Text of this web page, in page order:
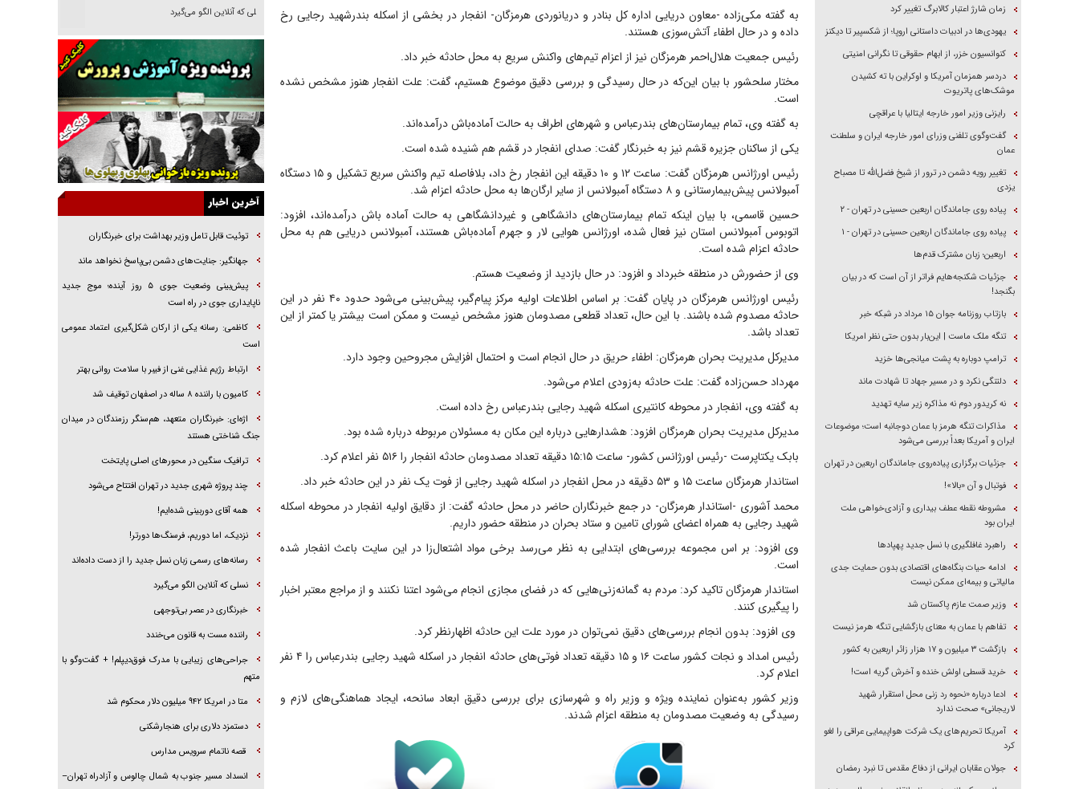
به گفته مکی‌زاده -معاون دریایی اداره کل بنادر و دریانوردی هرمزگان- انفجار در بخشی از اسکله بندرشهید رجایی رخ
داده و در حال اطفاء آتش‌سوزی هستند.
رئیس جمعیت هلال‌احمر هرمزگان نیز از اعزام تیم‌های واکنش سریع به محل حادثه خبر داد.
مختار سلحشور با بیان این‌که در حال رسیدگی و بررسی دقیق موضوع هستیم، گفت: علت انفجار هنوز مشخص نشده
است.
به گفته وی، تمام بیمارستان‌های بندرعباس و شهر‌های اطراف به حالت آماده‌باش درآمده‌اند.
یکی از ساکنان جزیره قشم نیز به خبرنگار گفت: صدای انفجار در قشم هم شنیده شده است.
رئیس اورژانس هرمزگان گفت: ساعت ۱۲ و ۱۰ دقیقه این انفجار رخ داد، بلافاصله تیم واکنش سریع تشکیل و ۱۵ دستگاه
آمبولانس پیش‌بیمارستانی و ۸ دستگاه آمبولانس از سایر ارگان‌ها به محل حادثه اعزام شد.
حسین قاسمی، با بیان اینکه تمام بیمارستان‌های دانشگاهی و غیردانشگاهی به حالت آماده باش درآمده‌اند، افزود:
اتوبوس آمبولانس استان نیز فعال شده، اورژانس هوایی لار و جهرم آماده‌باش هستند، آمبولانس دریایی هم به محل
حادثه اعزام شده است.
وی از حضورش در منطقه خبرداد و افزود: در حال بازدید از وضعیت هستم.
رئیس اورژانس هرمزگان در پایان گفت: بر اساس اطلاعات اولیه مرکز پیام‌گیر، پیش‌بینی می‌شود حدود ۴۰ نفر در این
حادثه مصدوم شده باشند. با این حال، تعداد قطعی مصدومان هنوز مشخص نیست و ممکن است بیشتر یا کمتر از این
تعداد باشد.
مدیرکل مدیریت بحران هرمزگان: اطفاء حریق در حال انجام است و احتمال افزایش مجروحین وجود دارد.
مهرداد حسن‌زاده گفت: علت حادثه به‌زودی اعلام می‌شود.
به گفته وی، انفجار در محوطه کانتیری اسکله شهید رجایی بندرعباس رخ داده است.
مدیرکل مدیریت بحران هرمزگان افزود: هشدار‌هایی درباره این مکان به مسئولان مربوطه درباره شده بود.
بابک یکتاپرست -رئیس اورژانس کشور- ساعت ۱۵:۱۵ دقیقه تعداد مصدومان حادثه انفجار را ۵۱۶ نفر اعلام کرد.
استاندار هرمزگان ساعت ۱۵ و ۵۳ دقیقه در محل انفجار در اسکله شهید رجایی از فوت یک نفر در این حادثه خبر داد.
محمد آشوری -استاندار هرمزگان- در جمع خبرنگاران حاضر در محل حادثه گفت: از دقایق اولیه انفجار در محوطه اسکله
شهید رجایی به همراه اعضای شورای تامین و ستاد بحران در منطقه حضور داریم.
وی افزود: بر اس مجموعه بررسی‌های ابتدایی به نظر می‌رسد برخی مواد اشتعال‌زا در این سایت باعث انفجار شده
است.
استاندار هرمزگان تاکید کرد: مردم به گمانه‌زنی‌هایی که در فضای مجازی انجام می‌شود اعتنا نکنند و از مراجع معتبر اخبار
را پیگیری کنند.
وی افزود: بدون انجام بررسی‌های دقیق نمی‌توان در مورد علت این حادثه اظهارنظر کرد.
رئیس امداد و نجات کشور ساعت ۱۶ و ۱۵ دقیقه تعداد فوتی‌های حادثه انفجار در اسکله شهید رجایی بندرعباس را ۴ نفر
اعلام کرد.
وزیر کشور به‌عنوان نماینده ویژه و وزیر راه و شهرسازی برای بررسی دقیق ابعاد سانحه، ایجاد هماهنگی‌های لازم و
رسیدگی به وضعیت مصدومان به منطقه اعزام شدند.
زمان شارژ اعتبار کالابرگ تغییر کرد
یهودی‌ها در ادبیات داستانی اروپا؛ از شکسپیر تا دیکنز
کنوانسیون خزر، از ابهام حقوقی تا نگرانی امنیتی
دردسر همزمان آمریکا و اوکراین با ته کشیدن
موشک‌های پاتریوت
رایزنی وزیر امور خارجه ایتالیا با عراقچی
گفت‌وگوی تلفنی وزرای امور خارجه ایران و سلطنت
عمان
تغییر رویه دشمن در ترور از شیخ فضل‌الله تا مصباح
یزدی
پیاده روی جاماندگان اربعین حسینی در تهران - ۲
پیاده روی جاماندگان اربعین حسینی در تهران - ۱
اربعین؛ زبان مشترک قدم‌ها
جزئیات شکنجه‌هایم فراتر از آن است که در بیان
بگنجد!
بازتاب روزنامه جوان ۱۵ مرداد در شبکه خبر
تنگه ملک ماست | این‌بار بدون حتی نظر امریکا
ترامپ دوباره به پشت میانجی‌ها خزید
دلتنگی نکرد و در مسیر جهاد تا شهادت ماند
نه کریدور دوم نه مذاکره زیر سایه تهدید
مذاکرات تنگه هرمز با عمان دوجانبه است؛ موضوعات
ایران و آمریکا بعداً بررسی می‌شود
جزئیات برگزاری پیاده‌روی جاماندگان اربعین در تهران
فوتبال و آن «بالا»!
مشروطه نقطه عطف بیداری و آزادی‌خواهی ملت
ایران بود
راهبرد غافلگیری با نسل جدید پهپاد‌ها
ادامه حیات بنگاه‌های اقتصادی بدون حمایت جدی
مالیاتی و بیمه‌ای ممکن نیست
وزیر صمت عازم پاکستان شد
تفاهم با عمان به معنای بازگشایی تنگه هرمز نیست
بازگشت ۳ میلیون و ۱۷ هزار زائر اربعین به کشور
خرید قسطی اولش خنده و آخرش گریه است!
ادعا درباره «نحوه رد زنی محل استقرار شهید
لاریجانی» صحت ندارد
آمریکا تحریم‌های یک شرکت هواپیمایی عراقی را لغو
کرد
جولان عقابان ایرانی از دفاع مقدس تا نبرد رمضان
نسلی که آنلاین الگو می‌گیرد
گفت‌وگو با آیت‌الله جاودان/ جفای مخالفان مکانت
معنوی رهبر شهید را ارتقا می‌داد
راننده مست به قانون می‌خندد
همه آقای دوربینی شده‌ایم!
قصه ناتمام سرویس مدارس
آیا مقاومت فلسطین خلع‌سلاح می‌شود؟
الگوی وحدت‌آفرین در ادراک سیاست خارجی
گفتگوی دکتر اخوان مدیرمسئول روزنامه جوان با
آخرین اخبار
توئیت قابل تامل وزیر بهداشت برای خبرنگاران
جهانگیر: جنایت‌های دشمن بی‌پاسخ نخواهد ماند
پیش‌بینی وضعیت جوی ۵ روز آینده؛ موج جدید
ناپایداری جوی در راه است
کاظمی: رسانه یکی از ارکان شکل‌گیری اعتماد عمومی
است
ارتباط رژیم غذایی غنی از فیبر با سلامت روانی بهتر
کامیون با راننده ۸ ساله در اصفهان توقیف شد
اژه‌ای: خبرنگاران متعهد، هم‌سنگر رزمندگان در میدان
جنگ شناختی هستند
ترافیک سنگین در محورهای اصلی پایتخت
چند پروژه شهری جدید در تهران افتتاح می‌شود
همه آقای دوربینی شده‌ایم!
نزدیک، اما دوریم، فرسنگ‌ها دورتر!
رسانه‌های رسمی زبان نسل جدید را از دست داده‌اند
نسلی که آنلاین الگو می‌گیرد
‌خبرنگاری در عصر بی‌توجهی
راننده مست به قانون می‌خندد
جراحی‌های زیبایی با مدرک فوق‌دیپلم! + گفت‌وگو با
متهم
متا در امریکا ۹۴۲ میلیون دلار محکوم شد
دستمزد دلاری برای هنجارشکنی
قصه ناتمام سرویس مدارس
انسداد مسیر جنوب به شمال چالوس و آزادراه تهران–